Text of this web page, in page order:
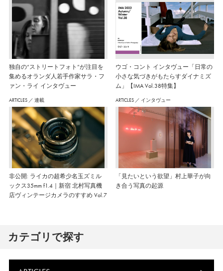
独自の“ストリートフォト”が注目を
集めるオランダ人若手作家サラ・フ
ァン・ライ インタヴュー
ウゴ・コント インタヴュー「日常の
小さな気づきがもたらすダイナミズ
ム」【IMA Vol.38特集】
ARTICLES ／ 連載
非公開: ライカの超希少名玉ズミル
ックス35mm f1.4｜新宿 北村写真機
店ヴィンテージカメラのすすめ Vol.7
ARTICLES ／ インタヴュー
「見たいという欲望」村上華子が向
き合う写真の起源
カテゴリで探す